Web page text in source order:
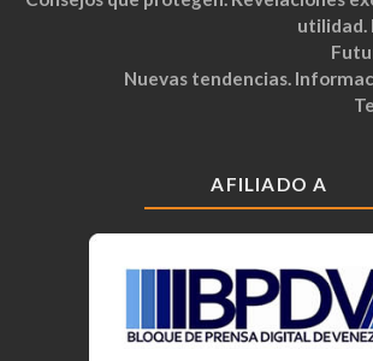
utilidad.
Nuevas tendencias.
AFILIADO A